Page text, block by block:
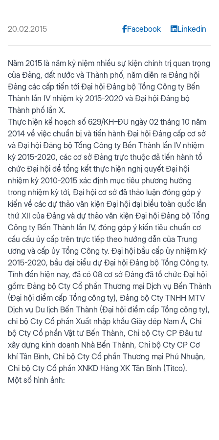
20.02.2015 Facebook Linkedin
Năm 2015 là năm kỷ niệm nhiều sự kiện chính trị quan trọng
của Đảng, đất nước và Thành phố, năm diễn ra Đảng hội
Đảng các cấp tiến tới Đại hội Đảng bộ Tổng Công ty Bến
Thành lần IV nhiệm kỳ 2015-2020 và Đại hội Đảng bộ
Thành phố lần X.
Thực hiện kế hoạch số 629/KH-ĐU ngày 02 tháng 10 năm
2014 về việc chuẩn bị và tiến hành Đại hội Đảng cấp cơ sở
và Đại hội Đảng bộ Tổng Công ty Bến Thành lần IV nhiệm
kỳ 2015-2020, các cơ sở Đảng trực thuộc đã tiến hành tổ
chức Đại hội để tổng kết thực hiện nghị quyết Đại hội
nhiệm kỳ 2010-2015 xác định mục tiêu phương hướng
trong nhiệm kỳ tới, Đại hội cơ sở đã thảo luận đóng góp ý
kiến về các dự thảo văn kiện Đại hội đại biểu toàn quốc lần
thứ XII của Đảng và dự thảo văn kiện Đại hội Đảng bộ Tổng
Công ty Bến Thành lần IV, đóng góp ý kiến tiêu chuẩn cơ
cấu cấu ủy cấp trên trực tiếp theo hướng dẫn của Trung
ương và cấp ủy Tổng Công ty. Đại hội bầu cấp ủy nhiệm kỳ
2015-2020, bầu đại biểu dự Đại hội Đảng bộ Tổng Công ty.
Tính đến hiện nay, đã có 08 cơ sở Đảng đã tổ chức Đại hội
gồm: Đảng bộ Cty Cổ phần Thương mại Dịch vụ Bến Thành
(Đại hội điểm cấp Tổng công ty), Đảng bộ Cty TNHH MTV
Dịch vụ Du lịch Bến Thành (Đại hội điểm cấp Tổng công ty),
chi bộ Cty Cổ phần Xuất nhập khẩu Giày dép Nam Á, Chi
bộ Cty Cổ phần Vật tư Bến Thành, Chi bộ Cty CP Đâu tư
xây dựng kinh doanh Nhà Bến Thành, Chi bộ Cty CP Cơ
khí Tân Bình, Chi bộ Cty Cổ phần Thương mại Phú Nhuận,
Chi bộ Cty Cổ phần XNKD Hàng XK Tân Bình (Titco).
Một số hình ảnh: